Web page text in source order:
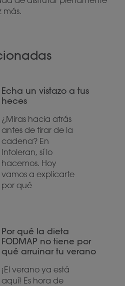
más.
Echa un vistazo a tus
heces
¿Miras hacia atrás
antes de tirar de la
cadena? En
Intoleran, sí lo
hacemos. Hoy
vamos a explicarte
por qué
Por qué la dieta
FODMAP no tiene por
qué arruinar tu verano
¡El verano ya está
aquí! Es hora de